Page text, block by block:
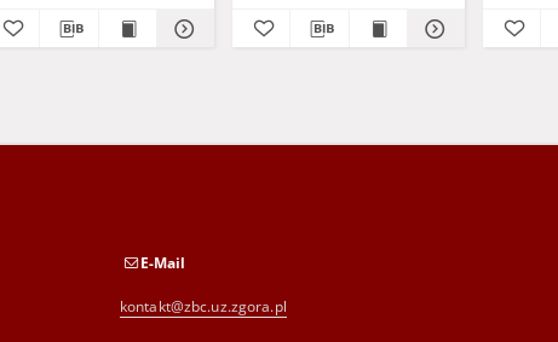
E-Mail
kontakt@zbc.uz.zgora.pl